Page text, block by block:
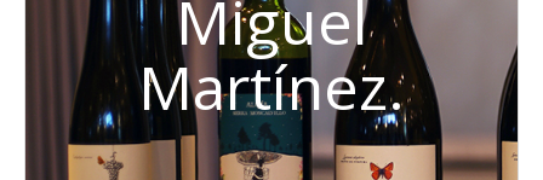
Miguel
Martínez.